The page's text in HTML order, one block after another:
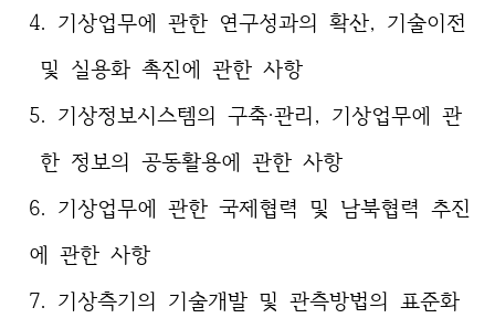
4. 기상업무에 관한 연구성과의 확산, 기술이전
및 실용화 촉진에 관한 사항
5. 기상정보시스템의 구축·관리, 기상업무에 관
한 정보의 공동활용에 관한 사항
6. 기상업무에 관한 국제협력 및 남북협력 추진
에 관한 사항
7. 기상측기의 기술개발 및 관측방법의 표준화